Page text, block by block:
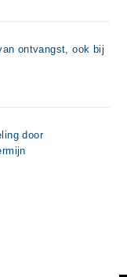
ontvangst, ook bij
door